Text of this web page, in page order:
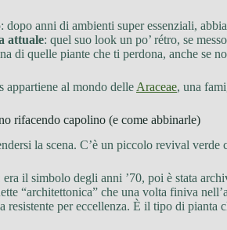
: dopo anni di ambienti super essenziali,
attuale: quel suo look un po’ rétro, se
di quelle piante che ti perdona, anche se
al mondo delle Araceae, una
rifacendo capolino (e come abbinarle)
la scena. C’è un piccolo revival verde
era il simbolo degli anni ’70, poi è stata
“architettonica” che una volta finiva
resistente per eccellenza. È il tipo di pianta